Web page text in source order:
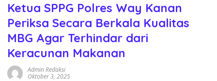
Ketua SPPG Polres Way Kanan
Periksa Secara Berkala Kualitas
MBG Agar Terhindar dari
Keracunan Makanan
Admin Redaksi
Oktober 3, 2025